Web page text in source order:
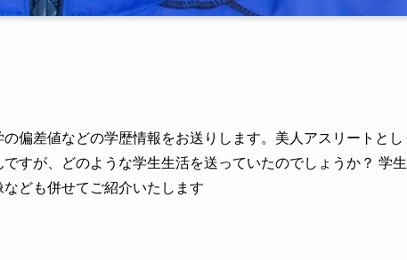
偏差値などの学歴情報をお送りします。美人アスリートとし
すが、どのような学生生活を送っていたのでしょうか？ 学生
ども併せてご紹介いたします